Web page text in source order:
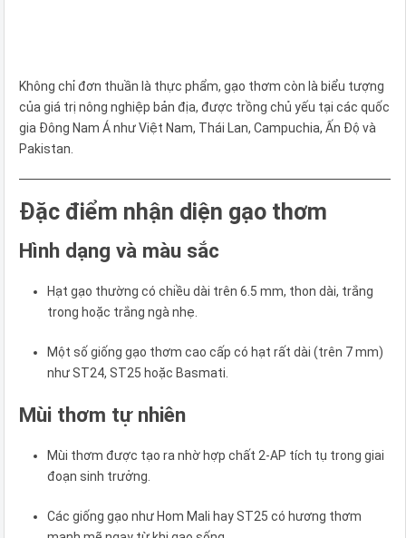
Không chỉ đơn thuần là thực phẩm, gạo thơm còn là biểu tượng
của giá trị nông nghiệp bản địa, được trồng chủ yếu tại các quốc
gia Đông Nam Á như Việt Nam, Thái Lan, Campuchia, Ấn Độ và
Pakistan.
Đặc điểm nhận diện gạo thơm
Hình dạng và màu sắc
Hạt gạo thường có chiều dài trên 6.5 mm, thon dài, trắng
trong hoặc trắng ngà nhẹ.
Một số giống gạo thơm cao cấp có hạt rất dài (trên 7 mm)
như ST24, ST25 hoặc Basmati.
Mùi thơm tự nhiên
Mùi thơm được tạo ra nhờ hợp chất 2-AP tích tụ trong giai
đoạn sinh trưởng.
Các giống gạo như Hom Mali hay ST25 có hương thơm